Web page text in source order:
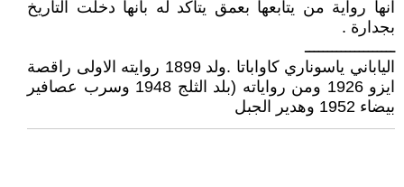
انها رواية من يتابعها بعمق يتاكد له بانها دخلت التاريخ
بجدارة .
ــــــــــــــــــــ
الياباني ياسوناري كاواباتا .ولد 1899 روايته الاولى راقصة
ايزو 1926 ومن رواياته (بلد الثلج 1948 وسرب عصافير
بيضاء 1952 وهدير الجبل